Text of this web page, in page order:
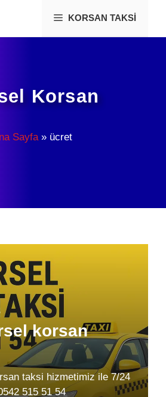
KORSAN TAKSI
Korsan
Sayfa» ücret
korsan
taksi hizmetimiz ile 7/24
515 51 54